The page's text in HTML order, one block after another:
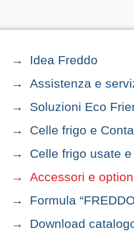
Idea Freddo
Assistenza e
Soluzioni Eco
Celle frigo e
Celle frigo usate
Accessori e
Formula
Download